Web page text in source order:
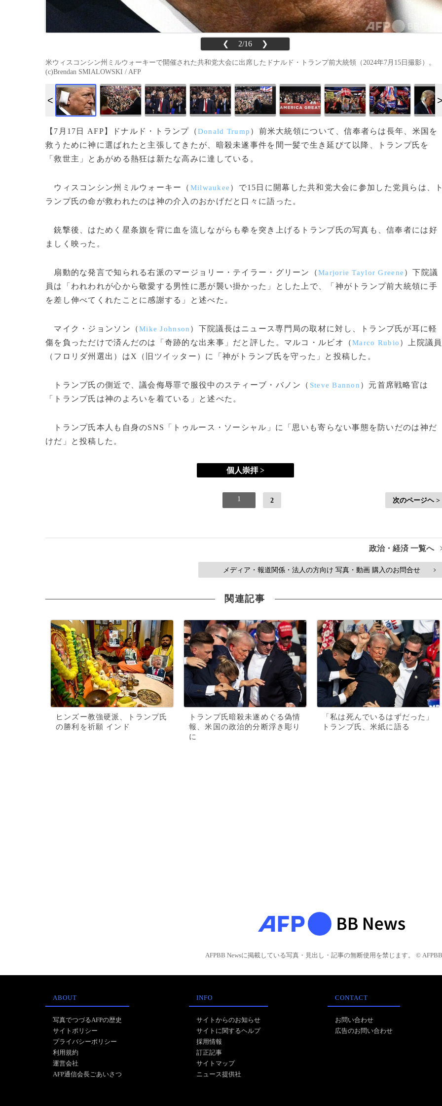
❮ 2/16 ❯
米ウィスコンシン州ミルウォーキーで開催された共和党大会に出席したドナルド・トランプ前大統領（2024年7月15日撮影）。
(c)Brendan SMIALOWSKI / AFP
【7月17日 AFP】ドナルド・トランプ（Donald Trump ）前米大統領について、信奉者らは長年、米国を
救うために神に選ばれたと主張してきたが、暗殺未遂事件を間一髪で生き延びて以降、トランプ氏を
「救世主」とあがめる熱狂は新たな高みに達している。
ウィスコンシン州ミルウォーキー（ Milwaukee ）で15日に開幕した共和党大会に参加した党員らは、
ランプ氏の命が救われたのは神の介入のおかげだと口々に語った。
銃撃後、はためく星条旗を背に血を流しながらも拳を突き上げるトランプ氏の写真も、信奉者には好
ましく映った。
扇動的な発言で知られる右派のマージョリー・テイラー・グリーン（Marjorie Taylor Greene ）下院議
員は「われわれが心から敬愛する男性に悪が襲い掛かった」とした上で、「神がトランプ前大統領に手
を差し伸べてくれたことに感謝する」と述べた。
マイク・ジョンソン（Mike Johnson ）下院議長はニュース専門局の取材に対し、トランプ氏が耳に軽
傷を負っただけで済んだのは「奇跡的な出来事」だと評した。マルコ・ルビオ（Marco Rubio ）上院議員
（フロリダ州選出）はX（旧ツイッター）に「神がトランプ氏を守った」と投稿した。
トランプ氏の側近で、議会侮辱罪で服役中のスティーブ・バノン（ Steve Bannon ）元首席戦略官は
「トランプ氏は神のよろいを着ている」と述べた。
トランプ氏本人も自身のSNS「トゥルース・ソーシャル」に「思いも寄らない事態を防いだのは神だ
けだ」と投稿した。
個人崇拝 >
1 2 次のページヘ >
政治・経済 一覧へ
メディア・報道関係・法人の方向け 写真・動画 購入のお問合せ >
関連記事
ヒンズー教強硬派、トランプ氏
の勝利を祈願 インド
トランプ氏暗殺未遂めぐる偽情
報、米国の政治的分断浮き彫り
に
「私は死んでいるはずだった」
トランプ氏、米紙に語る
AFPBB Newsに掲載している写真・見出し・記事の無断使用を禁じます。 © AFPBB
ABOUT
写真でつづるAFPの歴史
サイトポリシー
プライバシーポリシー
利用規約
運営会社
AFP通信会長ごあいさつ
INFO
サイトからのお知らせ
サイトに関するヘルプ
採用情報
訂正記事
サイトマップ
ニュース提供社
CONTACT
お問い合わせ
広告のお問い合わせ